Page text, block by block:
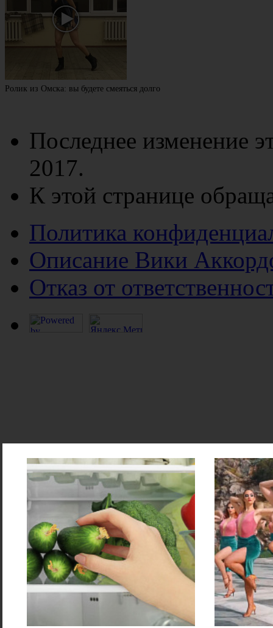
Ролик из Омска: вы будете смеяться долго
Последнее изменение
2017.
К этой странице
Политика
Описание Вики
Отказ от